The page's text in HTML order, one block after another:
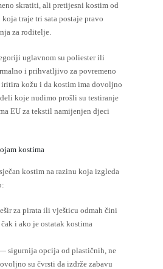
skratiti, ali pretijesni kostim od
traje tri sata postaje pravo
za roditelje.
uglavnom su poliester ili
i prihvatljivo za povremeno
iritira kožu i da kostim ima dovoljno
koje nudimo prošli su testiranje
EU za tekstil namijenjen djeci
kostima
kostim na razinu koja izgleda
za pirata ili vješticu odmah čini
i ako je ostatak kostima
sigurnija opcija od plastičnih, ne
su čvrsti da izdrže zabavu